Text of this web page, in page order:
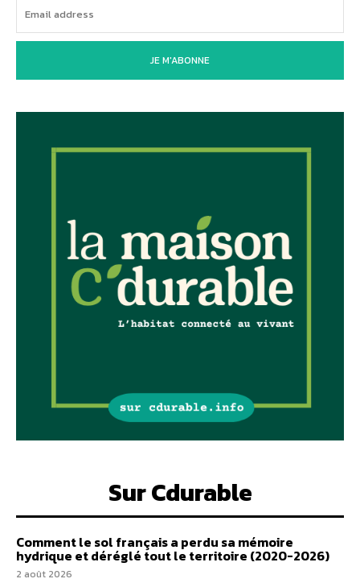
JE M'ABONNE
Sur Cdurable
Comment le sol français a perdu sa mémoire
hydrique et déréglé tout le territoire (2020-2026)
2 août 2026